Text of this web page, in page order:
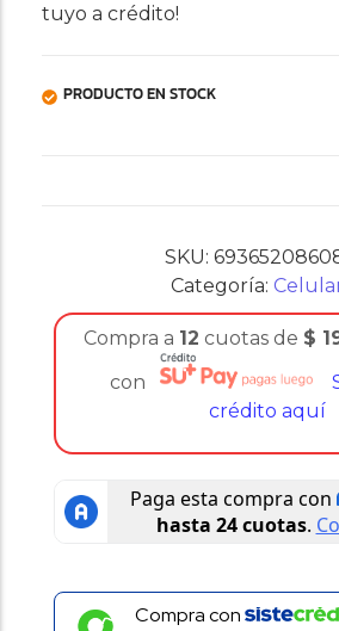
tuyo a crédito!
PRODUCTO EN STOCK
SKU:
Categoría:
Compra a 12 cuotas de $
con
crédito aquí
Compra con